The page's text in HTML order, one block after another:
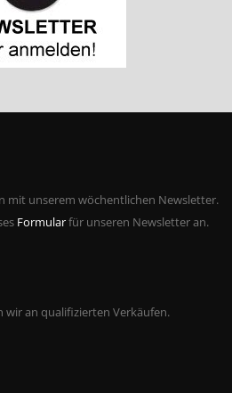
mit unserem wöchentlichen Newsletter.
Formularfür unseren Newsletter an.
wir an qualifizierten Verkäufen.